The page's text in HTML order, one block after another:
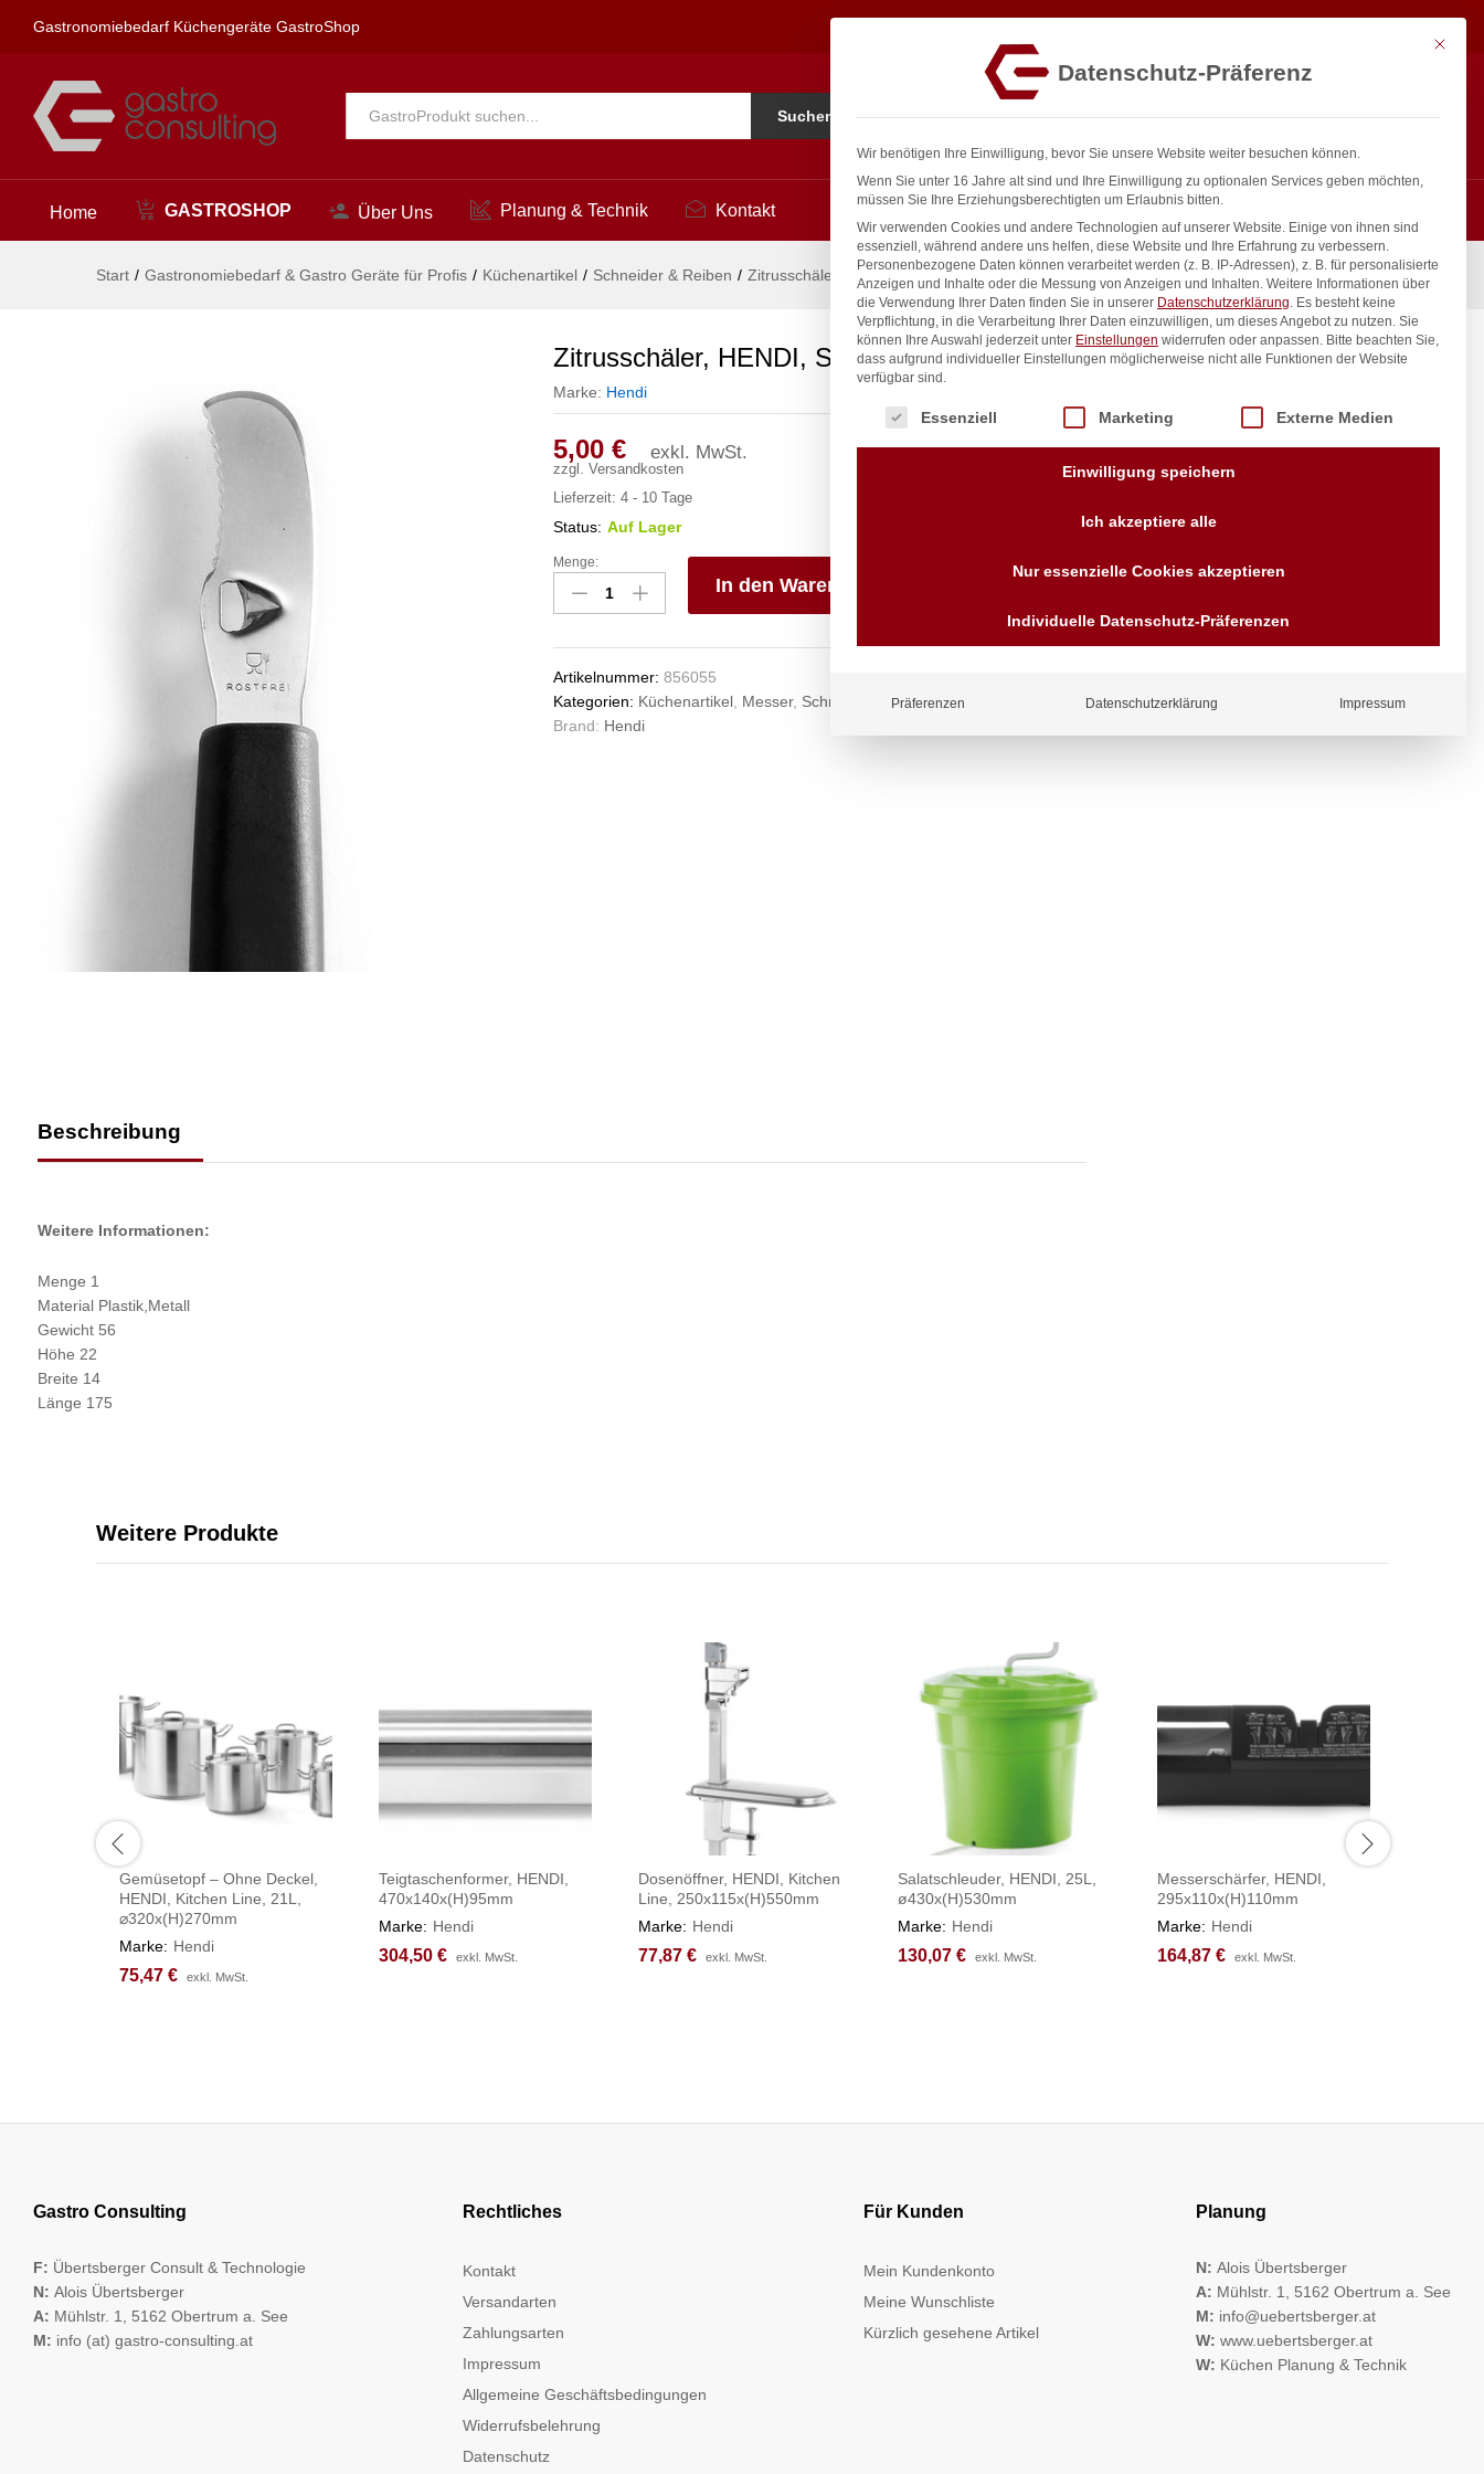
Gastronomiebedarf Küchengeräte GastroShop
Alle Suchen
Home GASTROSHOP Über Uns Planung & Technik Kontakt
Start / Gastronomiebedarf & Gastro Geräte für Profis / Küchenartikel / Schneider & Reiben / Zitrusschäler, HENDI, Schwarz, (L)175mm
Zitrusschäler, HENDI, Schwarz, (L)175mm
Marke: Hendi
5,00 € exkl. MwSt.
zzgl. Versandkosten
Lieferzeit: 4 - 10 Tage
Status: Auf Lager
Zitrusschäler,
HENDI,
Schwarz,
Menge:
In den Warenkorb
Vergl
eiche
Artikelnummer: 856055
Kategorien: Küchenartikel, Messer, Schneider & Reiben
Brand: Hendi
Beschreibung
Weitere Informationen:
Menge 1
Material Plastik,Metall
Gewicht 56
Höhe 22
Breite 14
Länge 175
inkl. / exkl. MwSt.
Anfragen
Wir sind seit über 40 Jahren
für Sie da
Vorrauskasse Paypal,
Kreditkarte, Direkt
Weitere Produkte
Gemüsetopf – Ohne Deckel,
HENDI, Kitchen Line, 21L,
⌀320x(H)270mm
Marke: Hendi
75,47 € exkl. MwSt.
75,47 € exkl. MwSt.
Teigtaschenformer, HENDI,
470x140x(H)95mm
Marke: Hendi
304,50 € exkl. MwSt.
304,50 € exkl. MwSt.
Dosenöffner, HENDI, Kitchen
Line, 250x115x(H)550mm
Marke: Hendi
77,87 € exkl. MwSt.
77,87 € exkl. MwSt.
Salatschleuder, HENDI, 25L,
ø430x(H)530mm
Marke: Hendi
130,07 € exkl. MwSt.
130,07 € exkl. MwSt.
Messerschärfer, HENDI,
295x110x(H)110mm
Marke: Hendi
164,87 € exkl. MwSt.
164,87 € exkl. MwSt.
Gastro Consulting
F: Übertsberger Consult & Technologie
N: Alois Übertsberger
A: Mühlstr. 1, 5162 Obertrum a. See
M: info (at) gastro-consulting.at
Rechtliches
Kontakt
Versandarten
Zahlungsarten
Impressum
Allgemeine Geschäftsbedingungen
Widerrufsbelehrung
Datenschutz
Für Kunden
Mein Kundenkonto
Meine Wunschliste
Kürzlich gesehene Artikel
Planung
N: Alois Übertsberger
A: Mühlstr. 1, 5162 Obertrum a. See
M: info@uebertsberger.at
W: www.uebertsberger.at
W: Küchen Planung & Technik
Beschreibung
5,00€ exkl. MwSt. In den Warenkorb
Mit
Datenschutz-Präferenz
Wir benötigen Ihre Einwilligung, bevor Sie unsere Website weiter besuchen können.
Wenn Sie unter 16 Jahre alt sind und Ihre Einwilligung zu optionalen Services geben möchten,
müssen Sie Ihre Erziehungsberechtigten um Erlaubnis bitten.
Wir verwenden Cookies und andere Technologien auf unserer Website. Einige von ihnen sind
essenziell, während andere uns helfen, diese Website und Ihre Erfahrung zu verbessern.
Personenbezogene Daten können verarbeitet werden (z. B. IP-Adressen), z. B. für personalisierte
Anzeigen und Inhalte oder die Messung von Anzeigen und Inhalten. Weitere Informationen über
die Verwendung Ihrer Daten finden Sie in unserer Datenschutzerklärung. Es besteht keine
Verpflichtung, in die Verarbeitung Ihrer Daten einzuwilligen, um dieses Angebot zu nutzen. Sie
können Ihre Auswahl jederzeit unter Einstellungen widerrufen oder anpassen. Bitte beachten Sie,
dass aufgrund individueller Einstellungen möglicherweise nicht alle Funktionen der Website
verfügbar sind.
Es folgt eine Liste der Service-Gruppen, für die eine Einwilligung erteilt werden kann.
Essenziell Marketing Externe Medien
Einwilligung speichern
Ich akzeptiere alle
Nur essenzielle Cookies akzeptieren
Individuelle Datenschutz-Präferenzen
Präferenzen Datenschutzerklärung Impressum